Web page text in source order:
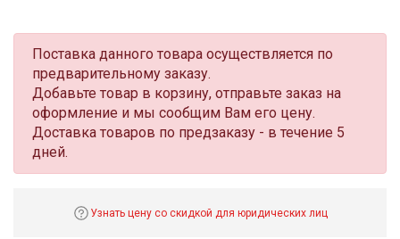
Поставка данного товара осуществляется по
предварительному заказу.
Добавьте товар в корзину, отправьте заказ на
оформление и мы сообщим Вам его цену.
Доставка товаров по предзаказу - в течение 5
дней.
Узнать цену со скидкой для юридических лиц